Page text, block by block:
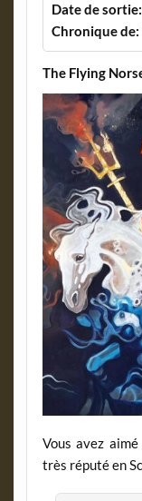
Date de sortie:
Chronique de:
The Flying
Vous avez
très réputé en